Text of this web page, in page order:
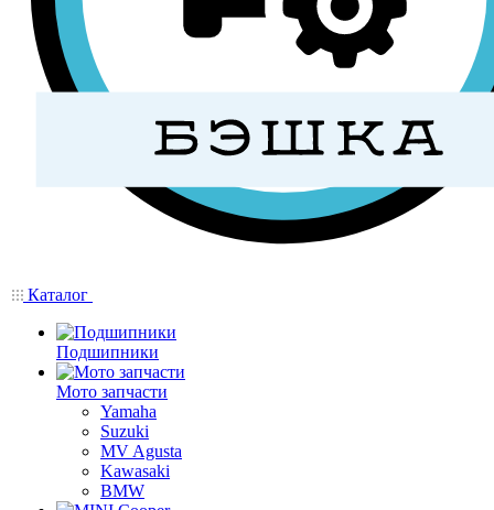
Каталог
Подшипники
Мото запчасти
Yamaha
Suzuki
MV Agusta
Kawasaki
BMW